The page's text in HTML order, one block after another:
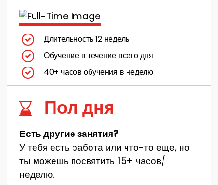
Длительность 12 недель
Обучение в течение всего дня
40+ часов обучения в неделю
Пол дня
Есть другие занятия?
У тебя есть работа или что-то еще, но
ты можешь посвятить 15+ часов/
неделю.